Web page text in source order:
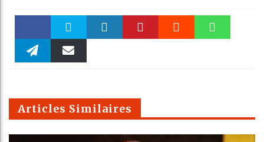
Faceboo Twitter
m
Articles Similaires